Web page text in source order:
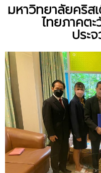
มหาวิทยาลัยคริส
ไทยภาคต
ประ